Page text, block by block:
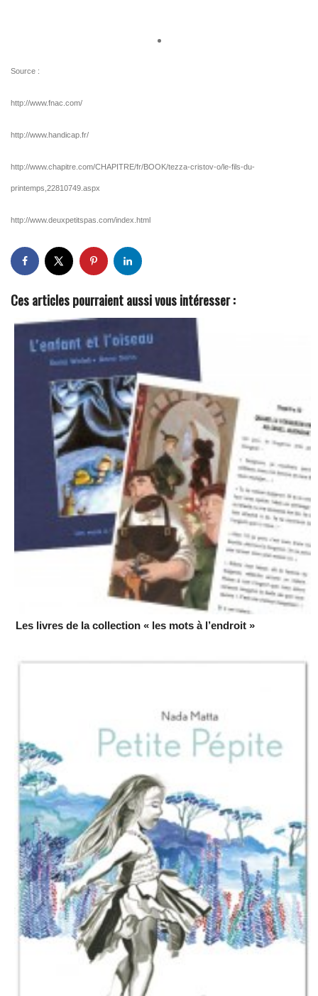
Source :
http://www.fnac.com/
http://www.handicap.fr/
http://www.chapitre.com/CHAPITRE/fr/BOOK/tezza-cristov-o/le-fils-du-
printemps,22810749.aspx
http://www.deuxpetitspas.com/index.html
Ces articles pourraient aussi vous intéresser :
Les livres de la collection « les mots à l’endroit »